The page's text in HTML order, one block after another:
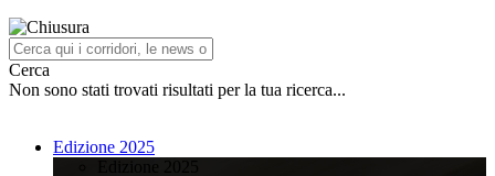
Cerca
Non sono stati trovati risultati per la tua ricerca...
Edizione 2025